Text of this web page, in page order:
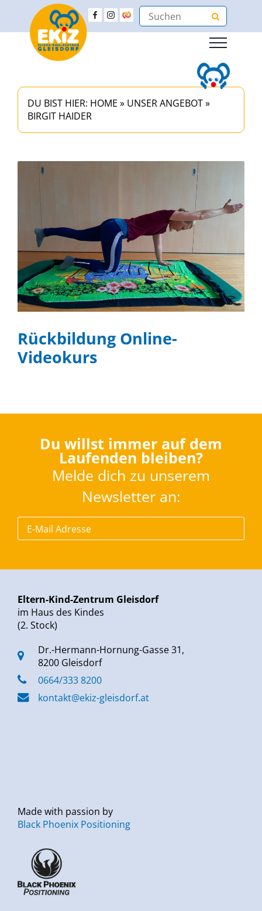
DU BIST HIER: HOME » UNSER ANGEBOT»
BIRGIT HAIDER
Rückbildung Online-
Videokurs
Du willst immer auf dem
Laufenden bleiben?
Melde dich zu unserem
Newsletter an:
Eltern-Kind-Zentrum Gleisdorf
im Haus des Kindes
(2. Stock)
Dr.-Hermann-Hornung-Gasse 31,
8200 Gleisdorf
0664/333 8200
kontakt@ekiz-gleisdorf.at
Made with passion by
Black Phoenix Positioning